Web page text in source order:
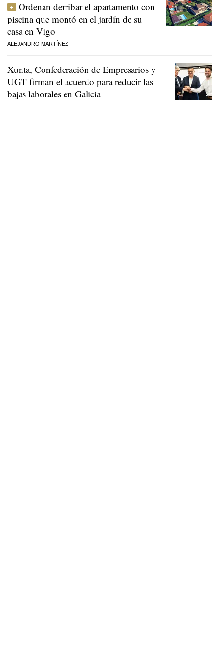
Ordenan derribar el apartamento con
piscina que montó en el jardín de su
casa en Vigo
ALEJANDRO MARTÍNEZ
Xunta, Confederación de Empresarios y
UGT firman el acuerdo para reducir las
bajas laborales en Galicia